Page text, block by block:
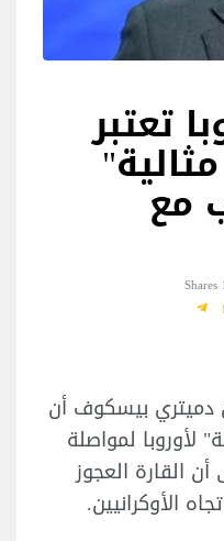
تعتبر
مع
1
دميتري بيسكوف أن
لأوروبا لمواصلة
القارة العجوز
الأوكرانيين.